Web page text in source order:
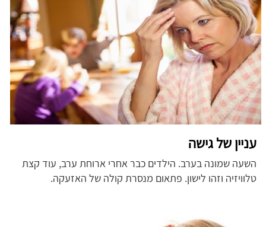
עניין של גישה
השעה שמונה בערב. הילדים כבר אחרי ארוחת ערב, עוד קצת
טלוויזיה וזהו לישון. פתאום מנסרת קולה של האזעקה.